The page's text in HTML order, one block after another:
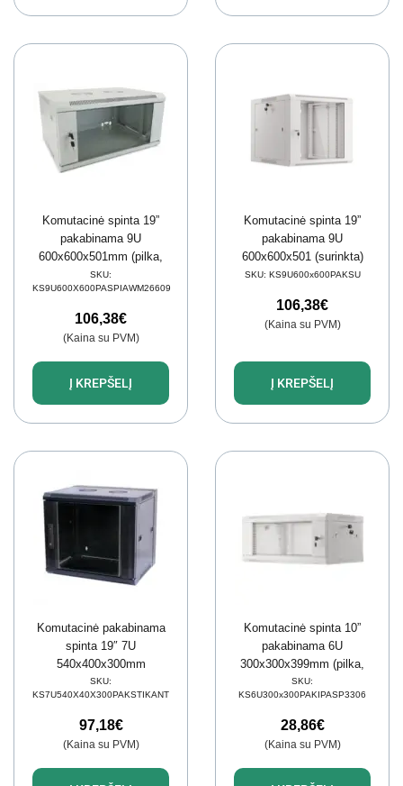
Komutacinė spinta 19”
pakabinama 9U
600x600x501mm (pilka,
surinkta, IP20) AWM2-
6609
SKU:
KS9U600X600PASPIAWM26609
106,38€
(Kaina su PVM)
Į KREPŠELĮ
Komutacinė spinta 19”
pakabinama 9U
600x600x501 (surinkta)
SKU: KS9U600x600PAKSU
106,38€
(Kaina su PVM)
Į KREPŠELĮ
Komutacinė pakabinama
spinta 19″ 7U
540x400x300mm
(antracito, nesurinkta,
stiklinės durys)
SKU:
KS7U540X40X300PAKSTIKANT
97,18€
(Kaina su PVM)
Komutacinė spinta 10”
pakabinama 6U
300x300x399mm (pilka,
nesurinkta, IP20) ASP-
3306
SKU:
KS6U300x300PAKIPASP3306
28,86€
(Kaina su PVM)